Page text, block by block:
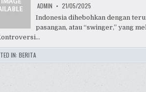
ADMIN 21/05/2025
Indonesia dihebohkan dengan
pasangan, atau “swinger,” yang
IN: BERITA